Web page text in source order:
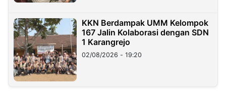
KKN Berdampak UMM Kelompok
167 Jalin Kolaborasi dengan SDN
1 Karangrejo
02/08/2026 - 19:20